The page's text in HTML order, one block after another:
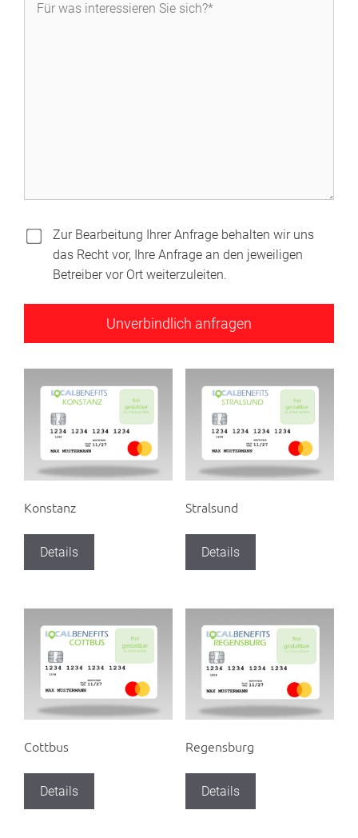
Zur Bearbeitung Ihrer Anfrage behalten wir uns
das Recht vor, Ihre Anfrage an den jeweiligen
Betreiber vor Ort weiterzuleiten.
Konstanz
Details
Stralsund
Details
Cottbus
Details
Regensburg
Details